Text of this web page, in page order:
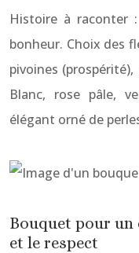
Histoire à raconter
bonheur. Choix des
pivoines
Blanc, rose pâle,
élégant orné de
Bouquet pour
et le respect